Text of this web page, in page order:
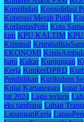
Konsilidasi Konsolidasi
Koperasi Merah Putih
KorlantasPolri Kota
kpu KPU KALTIM
Kriminal
EKONOMI
baru Kukar Kunjungan
Kerja KunkerDPRD
Pendidikan Kurikulum
Kutai Kartanegara kutai
hit 2024 Lagu terlaris
eks tambang Lahan
LapanganKerja